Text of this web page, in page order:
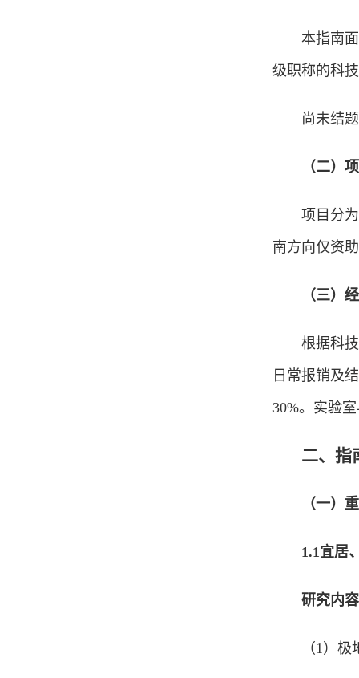
本指南
级职称的科
尚未结
（二）
项目分
南方向仅资
（三）
根据科
日常报销及
30%。实验
二、指
（一）
1.1宜居
研究内
（1）